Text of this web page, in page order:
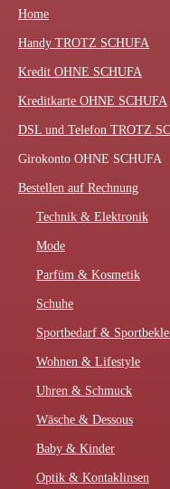
Home
Handy TROTZ SCHUFA
Kredit OHNE SCHUFA
Kreditkarte OHNE SCHUFA
DSL und Telefon TROTZ
Girokonto OHNE SCHUFA
Bestellen auf Rechnung
Technik & Elektronik
Mode
Parfüm & Kosmetik
Schuhe
Sportbedarf &
Wohnen & Lifestyle
Uhren & Schmuck
Wäsche & Dessous
Baby & Kinder
Optik & Kontaklinsen